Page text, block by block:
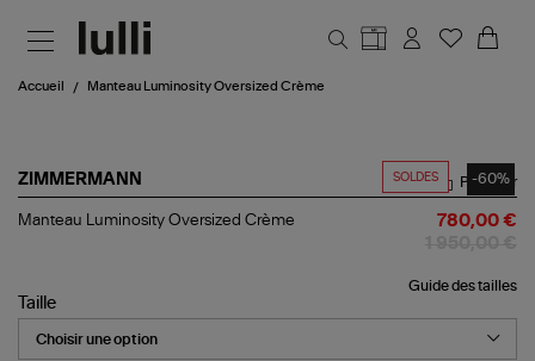
Accueil Manteau Luminosity Oversized Crème
SOLDES -60%
ZIMMERMANN
Manteau
Partager
Manteau Luminosity Oversized Crème 780,00 €
Guide des tailles
Taille